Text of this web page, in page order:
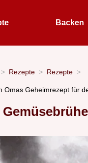
Backen
Rezepte Rezepte
Omas Geheimrezept für